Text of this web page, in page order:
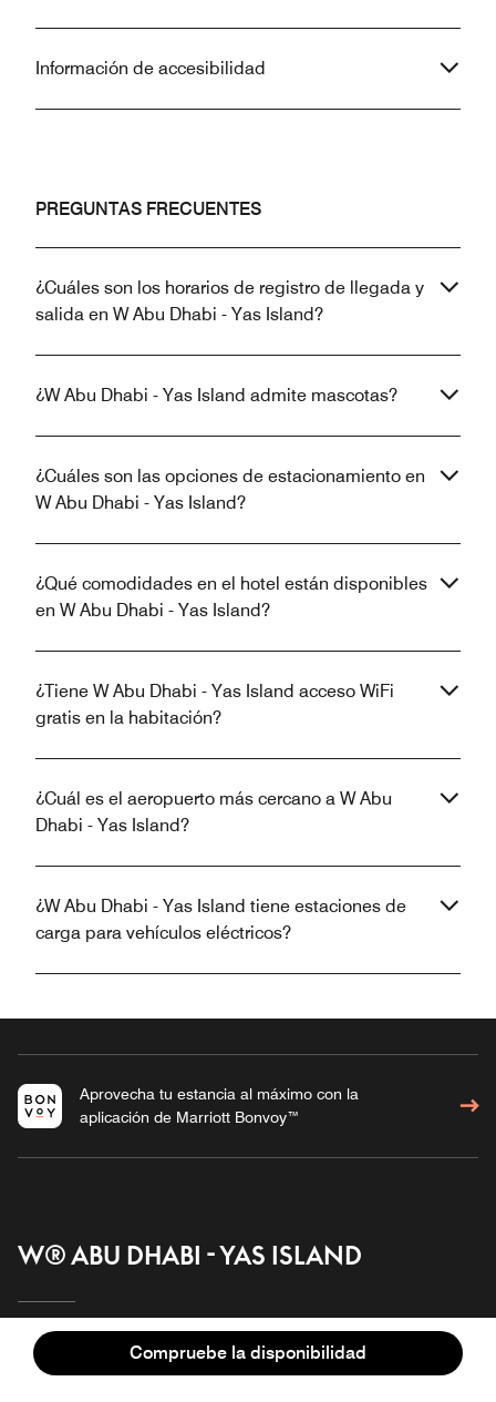
Compruebe la disponibilidad
Información de accesibilidad
PREGUNTAS FRECUENTES
¿Cuáles son los horarios de registro de llegada y
salida en W Abu Dhabi - Yas Island?
¿W Abu Dhabi - Yas Island admite mascotas?
¿Cuáles son las opciones de estacionamiento en
W Abu Dhabi - Yas Island?
¿Qué comodidades en el hotel están disponibles
en W Abu Dhabi - Yas Island?
¿Tiene W Abu Dhabi - Yas Island acceso WiFi
gratis en la habitación?
¿Cuál es el aeropuerto más cercano a W Abu
Dhabi - Yas Island?
¿W Abu Dhabi - Yas Island tiene estaciones de
carga para vehículos eléctricos?
Aprovecha tu estancia al máximo con la
aplicación de Marriott Bonvoy™
W® ABU DHABI - YAS ISLAND
Información general Reuniones y eventos